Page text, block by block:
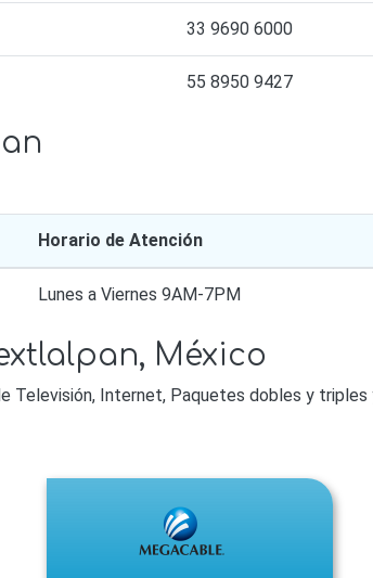
33 9690 6000
55 8950 9427
Horario de Atención
Lunes a Viernes 9AM-7PM
México
Televisión, Internet, Paquetes dobles y